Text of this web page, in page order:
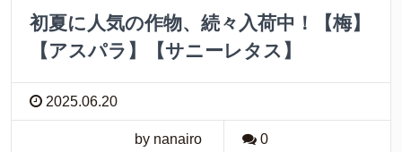
初夏に人気の作物、続々入荷中！【梅】
【アスパラ】【サニーレタス】
2025.06.20
by nanairo 0